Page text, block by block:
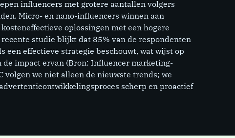
influencers met grotere aantallen volgers
Micro- en nano-influencers winnen aan
oplossingen met een hogere
studie blijkt dat 85% van de respondenten
een effectieve strategie beschouwt, wat wijst op
de impact ervan (Bron: Influencer marketing-
volgen we niet alleen de nieuwste trends; we
scherp en proactief